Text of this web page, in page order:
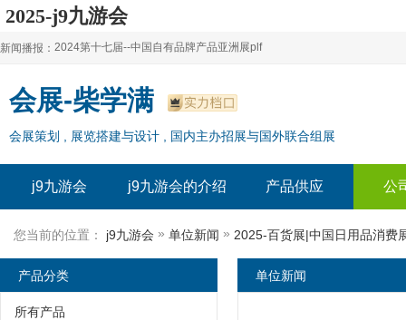
2025-j9九游会
新闻播报：
2024上海自有品牌展--百货展|食品展 零售展|oem展
2024全球自有--品牌产品亚洲展（plf）
2024上海自有品牌展--2024上海oem 贴牌代加工展
2024第十七届--中国自有品牌产品亚洲展plf
2024全球自有--品牌产品亚洲展（plf）
2024年上海--第17届自有品牌展
会展-柴学满
会展策划 , 展览搭建与设计 , 国内主办招展与国外联合组展
j9九游会 j9九游会的介绍 产品供应 公
您当前的位置： j9九游会 » 单位新闻 » 2025-百货展|中国日用品消费
单位新闻
产品分类
所有产品